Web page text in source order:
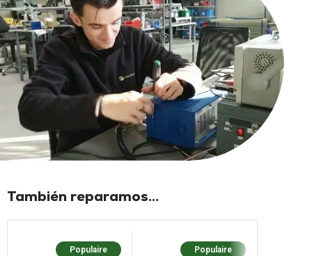
También reparamos...
Populaire Populaire